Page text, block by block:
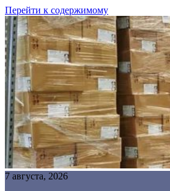
Перейти к содержимому
7 августа, 2026